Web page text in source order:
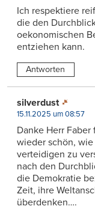
Ich respektiere
die den
oekonomischen
entziehen kann.
Antworten
silverdust
15.11.2025 um 08:57
Danke Herr Faber
wieder schön,
verteidigen zu
nach den
die Demokratie
Zeit, ihre
überdenken….